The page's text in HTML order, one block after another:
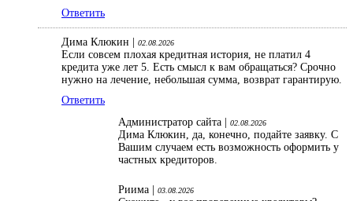
Ответить
Дима Клюкин | 02.08.2026
Если совсем плохая кредитная история, не платил 4
кредита уже лет 5. Есть смысл к вам обращаться? Срочно
нужно на лечение, небольшая сумма, возврат гарантирую.
Ответить
Администратор сайта |
02.08.2026
Дима Клюкин, да, конечно, подайте заявку. С
Вашим случаем есть возможность оформить у
частных кредиторов.
Риима | 03.08.2026